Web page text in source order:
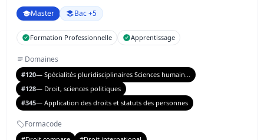
Master Bac +5
Formation Professionnelle Apprentissage
Domaines
#120— Spécialités pluridisciplinaires Sciences humain...
#128— Droit, sciences politiques
#345— Application des droits et statuts des personnes
Formacode